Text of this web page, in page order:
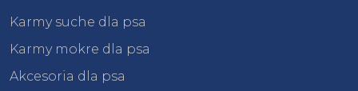
Karmy suche dla psa
Karmy mokre dla psa
Akcesoria dla psa